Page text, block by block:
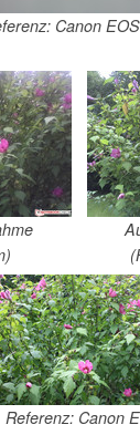
Canon
Referenz: Canon